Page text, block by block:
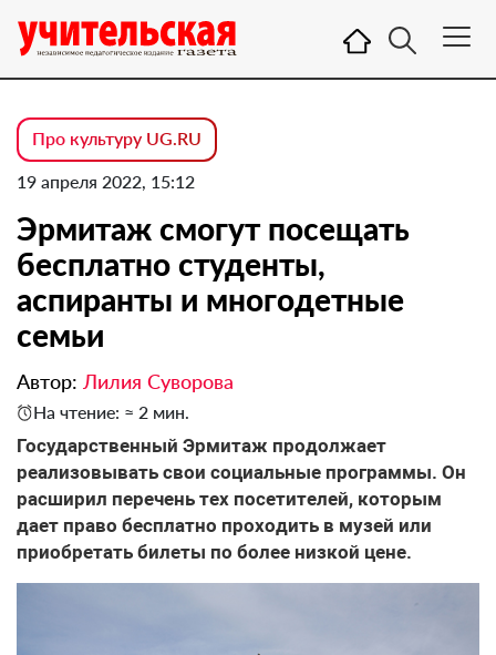
Про культуру UG.RU
19 апреля 2022, 15:12
Эрмитаж смогут посещать
бесплатно студенты,
аспиранты и многодетные
семьи
Автор: Лилия Суворова
На чтение: ≈ 2 мин.
Государственный Эрмитаж продолжает
реализовывать свои социальные программы. Он
расширил перечень тех посетителей, которым
дает право бесплатно проходить в музей или
приобретать билеты по более низкой цене.